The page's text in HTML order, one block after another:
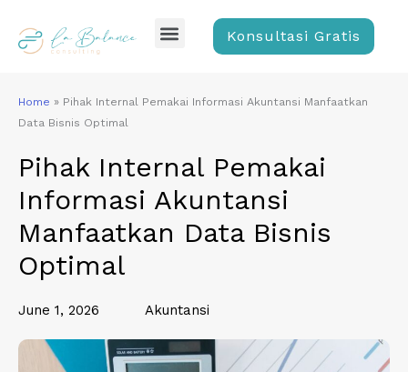
content
Menu Konsultasi Gratis
Home » Pihak Internal Pemakai Informasi Akuntansi Manfaatkan
Data Bisnis Optimal
Pihak Internal Pemakai
Informasi Akuntansi
Manfaatkan Data Bisnis
Optimal
June 1, 2026 Akuntansi